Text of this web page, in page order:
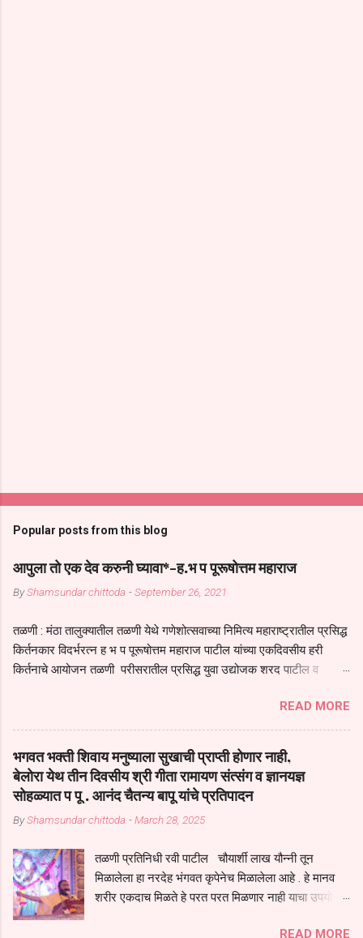
Popular posts from this blog
आपुला तो एक देव करुनी घ्यावा*-ह.भ प पूरूषोत्तम महाराज
ByShamsundar chittoda -September 26, 2021
तळणी : मंठा तालुक्यातील तळणी येथे गणेशोत्सवाच्या निमित्य महाराष्ट्रातील प्रसिद्ध
किर्तनकार विदर्भरत्न ह भ प पूरूषोत्तम महाराज पाटील यांच्या एकदिवसीय हरी
किर्तनाचे आयोजन तळणी परीसरातील प्रसिद्ध युवा उद्योजक शरद पाटील व
तुकाराम महाराज यांच्या *आपुला तो एक देव करुनी घ्यावा* *तेणे विन जिवा सुख
नोहे* *येरती माईक दुःखाची जनीती* *नाही आदी अंती अवसान* या अभंगावर
सुंदर निरूपण केले सध्य स्थितीचा काळ हा मानव जातीच्या परीक्षेचा काळ आहे
धर्ममंडपात बसलेली लोक ही खरच भाग्यवान आहेत कोरोना सारख्या महामारीत आपंण
जिवंत आहोत या महामारीतून जर आपल्याला वाचायचे असेल तर धार्मीक विचाराचा
आधार आपल्याला घ्यावाच लागेल महामारीच्या काळात वारकरी सप्रदायच खूप मोठा
आधार आहे सध्य स्थितीत मानव जातीची मानसीक अवस्था सक्षम असणे गरजेचे आहे
सगळ्याना करून दीली आहे मनुष्याच्या आयुष्यातील नामसाधना ही त्याच्यासाठी खूप
मोठा आधार असते परतू आज काल तीच साधना करण्याचा आळस आ...
READ MORE
भगवत भक्ती शिवाय मनुष्याला सुखाची प्राप्ती होणार नाही,
बेलोरा येथ तीन दिवसीय श्री गीता रामायण संत्संग व ज्ञानयज्ञ
सोहळ्यात प पू . आनंद चैतन्य बापू यांचे प्रतिपादन
ByShamsundar chittoda -March 28, 2025
तळणी प्रतिनिधी रवी पाटील चौयार्शी लाख यौन्नी तून
मिळालेला हा नरदेह भंगवत कृपेनेच मिळालेला आहे . हे मानव
शरीर एकदाच मिळते हे परत परत मिळणार नाही याचा उपयोग
READ MORE